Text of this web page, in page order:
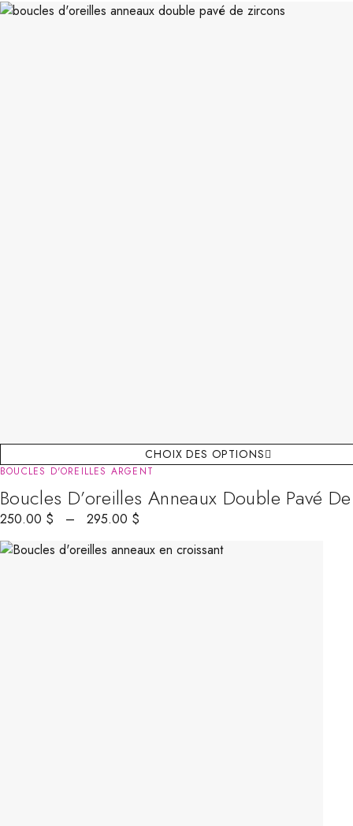
CHOIX DES OPTIONS
BOUCLES D'OREILLES ARGENT
Boucles D’oreilles Anneaux Double Pavé
250.00 $ – 295.00 $